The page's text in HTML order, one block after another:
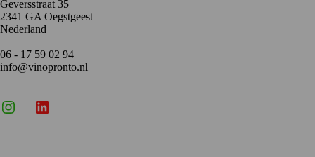
Geversstraat 35
2341 GA Oegstgeest
Nederland
06 - 17 59 02 94
info@vinopronto.nl
InstagramLinkedIn